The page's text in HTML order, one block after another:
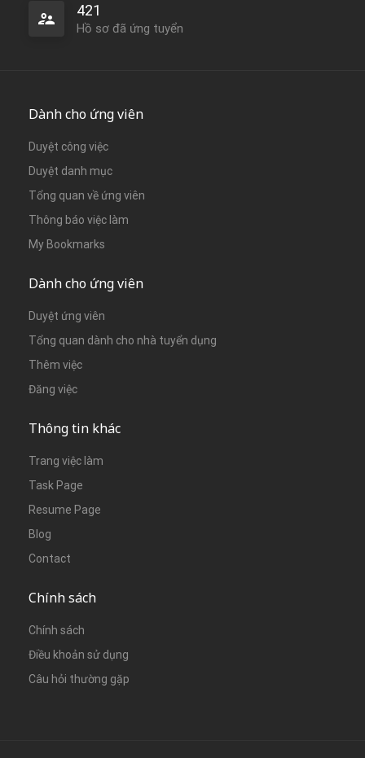
421
Hồ sơ đã ứng tuyển
Dành cho ứng viên
Duyệt công việc
Duyệt danh mục
Tổng quan về ứng viên
Thông báo việc làm
My Bookmarks
Dành cho ứng viên
Duyệt ứng viên
Tổng quan dành cho nhà tuyển dụng
Thêm việc
Đăng việc
Thông tin khác
Trang việc làm
Task Page
Resume Page
Blog
Contact
Chính sách
Chính sách
Điều khoản sử dụng
Câu hỏi thường gặp